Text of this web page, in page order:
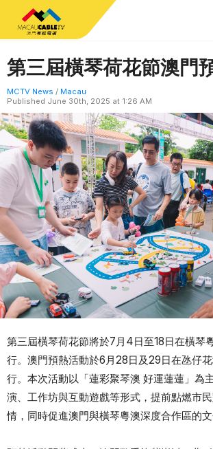
第三屆橫琴荷花節澳門
MCTV News / Macau
Published June 30th, 2025 at 1:26 AM
第三屆橫琴荷花節將於7月4日至18日在橫琴
行。澳門預熱活動於6月28日及29日在氹仔
行。本次活動以「蓮彩聚琴澳 好運蓮蓮」為
演、工作坊與互動遊戲等形式，提前點燃市
情，同時促進澳門與橫琴粵澳深度合作區的文